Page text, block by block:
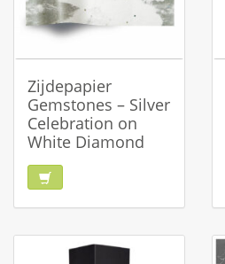
Zijdepapier
Gemstones – Silver
Celebration on
White Diamond